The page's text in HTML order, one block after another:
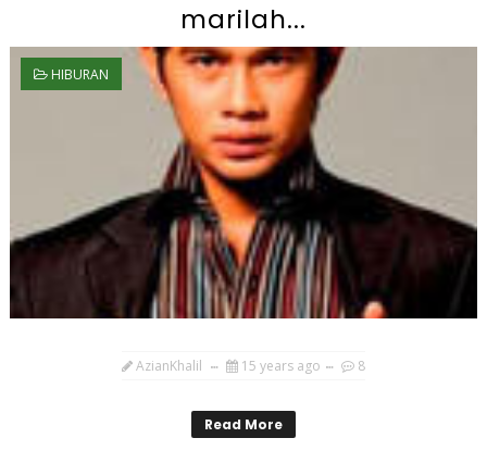
marilah...
HIBURAN
AzianKhalil 15 years ago 8
Read More